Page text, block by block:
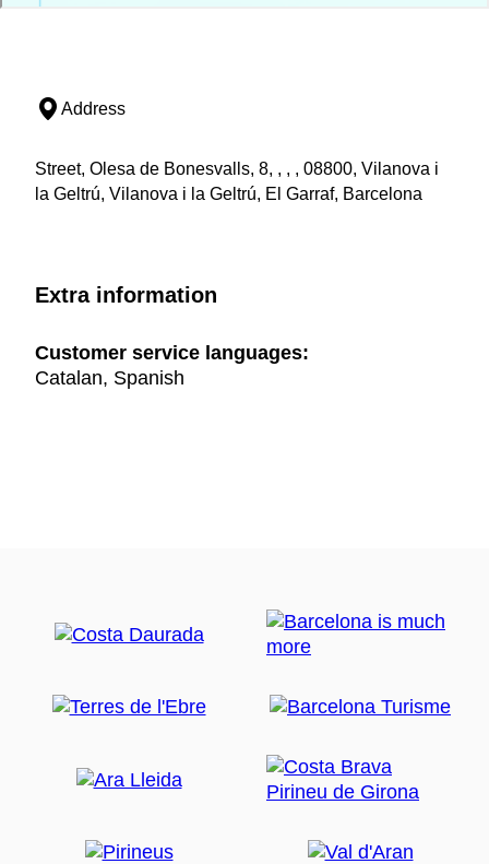
Address
Street, Olesa de Bonesvalls, 8, , , , 08800, Vilanova i
la Geltrú, Vilanova i la Geltrú, El Garraf, Barcelona
Extra information
Customer service languages:
Catalan, Spanish